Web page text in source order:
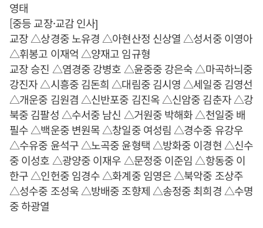
영태
[중등 교장·교감 인사]
교장 △상경중 노유경 △아현산정 신상열 △성서중 이영아
△휘봉고 이재억 △양재고 임규형
교장 승진 △염경중 강병호 △윤중중 강은숙 △마곡하늬중
강진자 △시흥중 김돈희 △대림중 김시영 △세일중 김영선
△개운중 김원겸 △신반포중 김진옥 △신암중 김춘자 △강
북중 김팔성 △수서중 남신 △거원중 박해화 △천일중 배
필수 △백운중 변원목 △창일중 여성림 △경수중 유강우
△수유중 윤석구 △노곡중 윤형택 △방화중 이경현 △신수
중 이성호 △광양중 이재우 △문정중 이준임 △항동중 이
한구 △인헌중 임경수 △화계중 임영은 △북악중 조상주
△성수중 조성욱 △방배중 조향제 △송정중 최희경 △수명
중 하광열